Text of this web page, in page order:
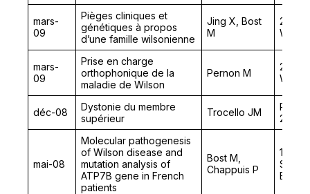
mars-
09
Pièges cliniques et
génétiques à propos
d’une famille wilsonienne
Jing X, Bost
M
2nd
Wilson
mars-
09
Prise en charge
orthophonique de la
maladie de Wilson
Pernon M
2nd
Wilson
déc-08
Dystonie du membre
supérieur
Trocello JM
2008
mai-08
Molecular pathogenesis
of Wilson disease and
mutation analysis of
ATP7B gene in French
patients
Bost M,
Chappuis P
10th